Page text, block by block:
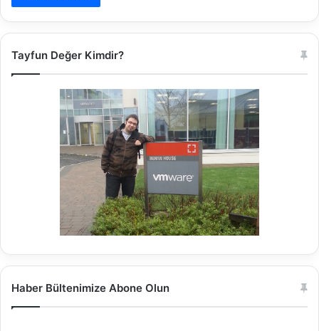
Tayfun Değer Kimdir?
Haber Bültenimize Abone Olun